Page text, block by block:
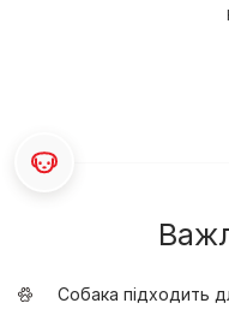
Собака підходить